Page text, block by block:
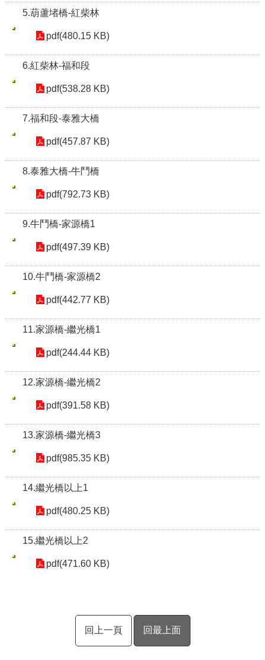
5.葫蘆堵橋-紅柴林
pdf(480.15 KB)
6.紅柴林-福和段
pdf(538.28 KB)
7.福和段-泰雅大橋
pdf(457.87 KB)
8.泰雅大橋-牛鬥橋
pdf(792.73 KB)
9.牛鬥橋-家源橋1
pdf(497.39 KB)
10.牛鬥橋-家源橋2
pdf(442.77 KB)
11.家源橋-繼光橋1
pdf(244.44 KB)
12.家源橋-繼光橋2
pdf(391.58 KB)
13.家源橋-繼光橋3
pdf(985.35 KB)
14.繼光橋以上1
pdf(480.25 KB)
15.繼光橋以上2
pdf(471.60 KB)
回上一頁 回最上面